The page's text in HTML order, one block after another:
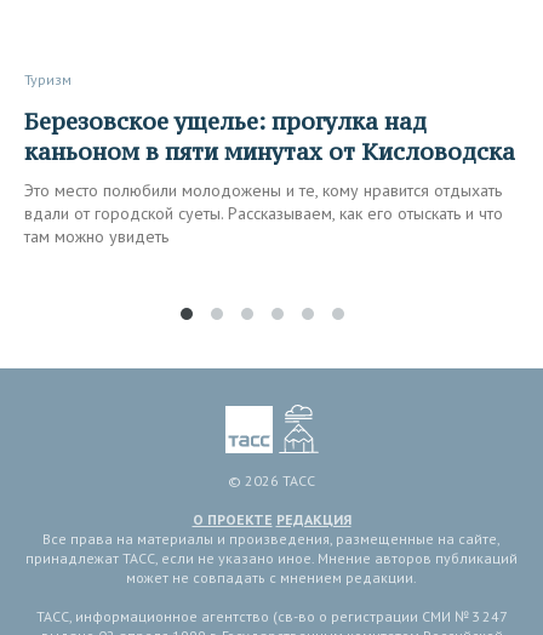
Туризм
Березовское ущелье: прогулка над
каньоном в пяти минутах от Кисловодска
Это место полюбили молодожены и те, кому нравится отдыхать
вдали от городской суеты. Рассказываем, как его отыскать и что
там можно увидеть
© 2026 ТАСС
О ПРОЕКТЕ РЕДАКЦИЯ
Все права на материалы и произведения, размещенные на сайте,
принадлежат ТАСС, если не указано иное. Мнение авторов публикаций
может не совпадать с мнением редакции.
ТАСС, информационное агентство (св-во о регистрации СМИ № 3 247